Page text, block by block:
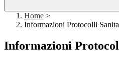
Home >
Informazioni Protocolli
Informazioni